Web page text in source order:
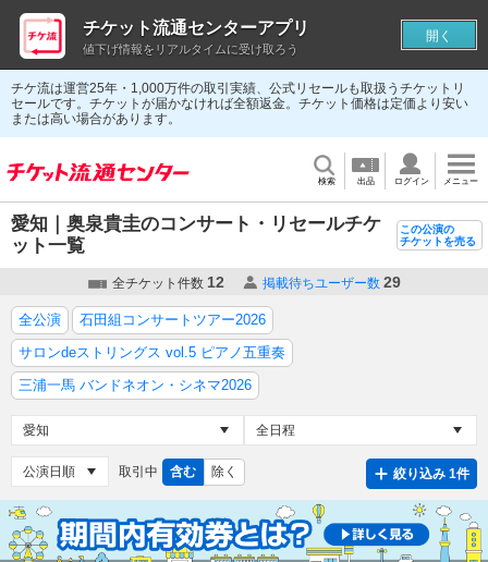
チケ流は運営25年・1,000万件の取引実績、公式リセールも取扱うチケットリ
セールです。チケットが届かなければ全額返金。チケット価格は定価より安い
または高い場合があります。
検索 出品 ログイン メニュー
愛知｜奥泉貴圭のコンサート・リセールチケ
ット一覧
この公演の
チケットを売る
全チケット件数 12 掲載待ちユーザー数 29
全公演
石田組コンサートツアー2026
サロンdeストリングス vol.5 ピアノ五重奏
三浦一馬 バンドネオン・シネマ2026
取引中 含む 除く 絞り込み 1件
チケット流通センターアプリ
値下げ情報をリアルタイムに受け取ろう
開く